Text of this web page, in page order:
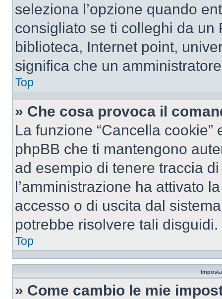
seleziona l’opzione quando
consigliato se ti colleghi da un
biblioteca, Internet point,
significa che un
Top
» Che cosa provoca il
La funzione “Cancella
phpBB che ti mantengono
ad esempio di tenere traccia
l’amministrazione ha attivato
accesso o di uscita dal
potrebbe risolvere tali disguidi.
Top
» Come cambio le mie